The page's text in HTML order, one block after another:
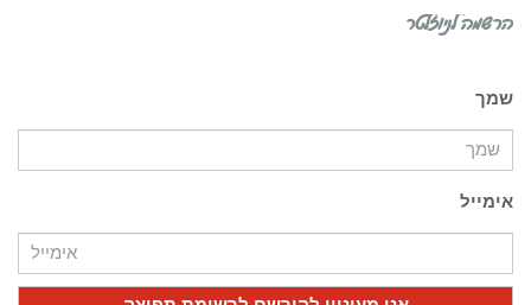
הרשמה לניוזלטר
שמך
אימייל